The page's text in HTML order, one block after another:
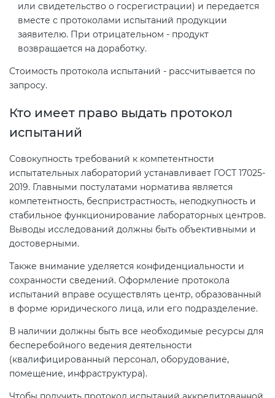
или свидетельство о госрегистрации) и передается
вместе с протоколами испытаний продукции
заявителю. При отрицательном - продукт
возвращается на доработку.
Стоимость протокола испытаний - рассчитывается по
запросу.
Кто имеет право выдать протокол
испытаний
Совокупность требований к компетентности
испытательных лабораторий устанавливает ГОСТ 17025-
2019. Главными постулатами норматива является
компетентность, беспристрастность, неподкупность и
стабильное функционирование лабораторных центров.
Выводы исследований должны быть объективными и
достоверными.
Также внимание уделяется конфиденциальности и
сохранности сведений. Оформление протокола
испытаний вправе осуществлять центр, образованный
в форме юридического лица, или его подразделение.
В наличии должны быть все необходимые ресурсы для
бесперебойного ведения деятельности
(квалифицированный персонал, оборудование,
помещение, инфраструктура).